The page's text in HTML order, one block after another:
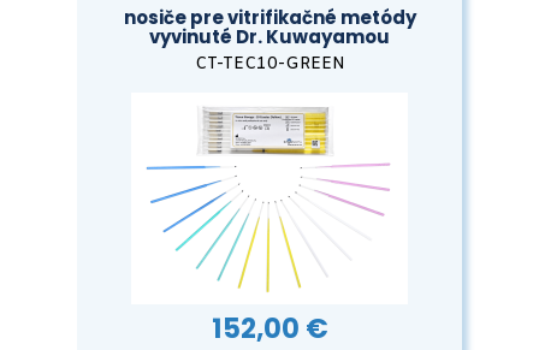
nosiče pre vitrifikačné metódy
vyvinuté Dr. Kuwayamou
CT-TEC10-GREEN
152,00 €